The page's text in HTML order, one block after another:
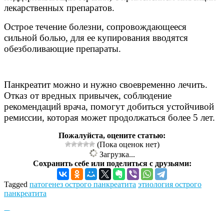
лекарственных препаратов.
Острое течение болезни, сопровождающееся
сильной болью, для ее купирования вводятся
обезболивающие препараты.
Панкреатит можно и нужно своевременно лечить.
Отказ от вредных привычек, соблюдение
рекомендаций врача, помогут добиться устойчивой
ремиссии, которая может продолжаться более 5 лет.
Пожалуйста, оцените статью:
(Пока оценок нет)
Загрузка...
Сохранить себе или поделиться с друзьями:
Tagged патогенез острого панкреатита этиология острого
панкреатита